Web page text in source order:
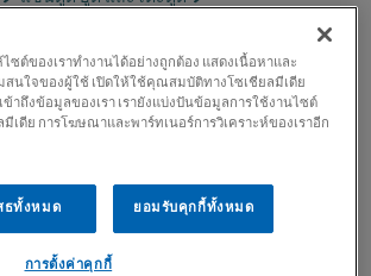
Arms, NEX S
รอบงสแตนเลสได้รับการรับรอง
งทุกความต้องการสำหรับการใช้
ดล้อมที่มีฝุ่นละอองและก๊าซที่
ซต์ของเราทำงานได้อย่างถูกต้อง แสดงเนื้อหาและ
นใจของผู้ใช้ เปิดให้ใช้คุณสมบัติทางโซเชียลมีเดีย
ข้าถึงข้อมูลของเรา เรายังแบ่งปันข้อมูลการใช้งานไซต์
เดีย การโฆษณาและพาร์ทเนอร์การวิเคราะห์ของเราอีก
ธทั้งหมด ยอมรับคุกกี้ทั้งหมด
การตั้งค่าคุกกี้